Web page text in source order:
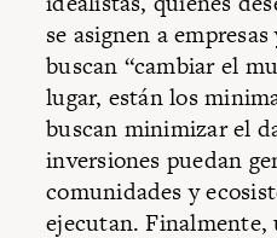
se asignen a
buscan “cambiar el
lugar, están los
buscan minimizar el
inversiones puedan
comunidades y
ejecutan.